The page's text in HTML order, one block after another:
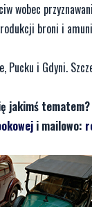
wobec
broni i
i Gdyni.
tematem?
i mailowo: